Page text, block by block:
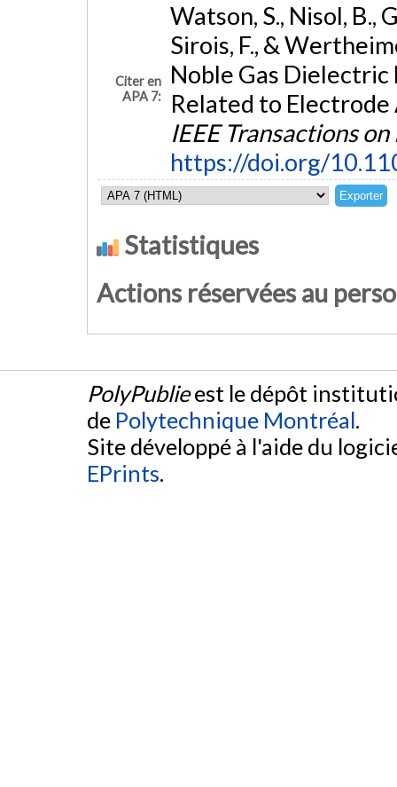
Citer en
APA 7:
Watson, S., Nisol, B.,
Sirois, F., &
Noble Gas
Related to
IEEE Transactions on
https://doi.org/
Statistiques
Actions réservées au
PolyPublieest le dépôt
de Polytechnique Montréal.
Site développé à l'aide du
EPrints.